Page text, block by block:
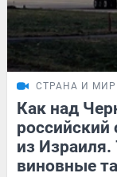
СТРАНА И МИР
Как над
российский
из Израиля.
виновные